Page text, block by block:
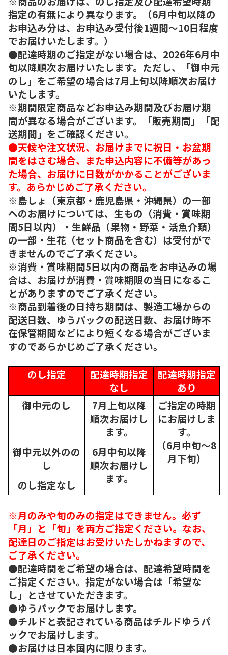
指定の有無により異なります。（6月中旬以降の
お申込み分は、お申込み受付後1週間～10日程度
でお届けいたします。）
●配達時期のご指定がない場合は、2026年6月中
旬以降順次お届けいたします。ただし、「御中元
のし」をご希望の場合は7月上旬以降順次お届け
いたします。
※期間限定商品などお申込み期間及びお届け期
間が異なる場合がございます。「販売期間」「配
送期間」をご確認ください。
●天候や注文状況、お届けまでに祝日・お盆期
間をはさむ場合、また申込内容に不備等があっ
た場合、お届けに日数がかかることがございま
す。あらかじめご了承ください。
※島しょ（東京都・鹿児島県・沖縄県）の一部
へのお届けについては、生もの（消費・賞味期
間5日以内）・生鮮品（果物・野菜・活魚介類）
の一部・生花（セット商品を含む）は受付がで
きませんのでご了承ください。
※消費・賞味期間5日以内の商品をお申込みの場
合は、お届けが消費・賞味期限の当日になるこ
とがありますのでご了承ください。
※商品到着後の日持ち期間は、製造工場からの
配送日数、ゆうパックの配送日数、お届け時不
在保管期間などにより短くなる場合がございま
すのであらかじめご了承ください。
のし指定
配達時期指定
なし
配達時期指定
あり
御中元のし
7月上旬以降
順次お届けし
ます。
ご指定の時期
にお届けしま
す。
（6月中旬～8
月下旬）
御中元以外のの
し
6月中旬以降
順次お届けし
ます。
のし指定なし
※月のみや旬のみの指定はできません。必ず
「月」と「旬」を両方ご指定ください。なお、
配達日のご指定はお受けいたしかねますので、
ご了承ください。
●配達時間をご希望の場合は、配達希望時間を
ご指定ください。指定がない場合は「希望な
し」とさせていただきます。
●ゆうパックでお届けします。
●チルドと表記されている商品はチルドゆうパ
ックでお届けします。
●お届けは日本国内に限ります。